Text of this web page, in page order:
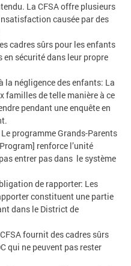
La CFSA offre plusieurs
causée par des
cadres sûrs pour les enfants
en sécurité dans leur propre
la négligence des enfants: La
familles de telle manière à ce
pendant une enquête en
programme Grands-Parents
renforce l’unité
entrer pas dans le système
de rapporter: Les
constituent une partie
dans le District de
fournit des cadres sûrs
qui ne peuvent pas rester